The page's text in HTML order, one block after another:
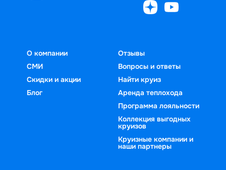
это великое множество туров по
Саратова в Волгоград, Самару,
Нижний Новгород, Казань, Астрахань.
Саратов, как известно, расположен на
условной границе Средней и Нижней
Волги и является удобным пунктом
для прокладывания самых разных
маршрутов. Чаще всего
путешественники отправляются в
один конец, возвращаясь уже по
О компании
СМИ
Скидки и акции
Блог
Отзывы
Вопросы и ответы
Найти круиз
Аренда теплохода
Программа лояльности
Коллекция выгодных
круизов
Круизные компании и
наши партнеры